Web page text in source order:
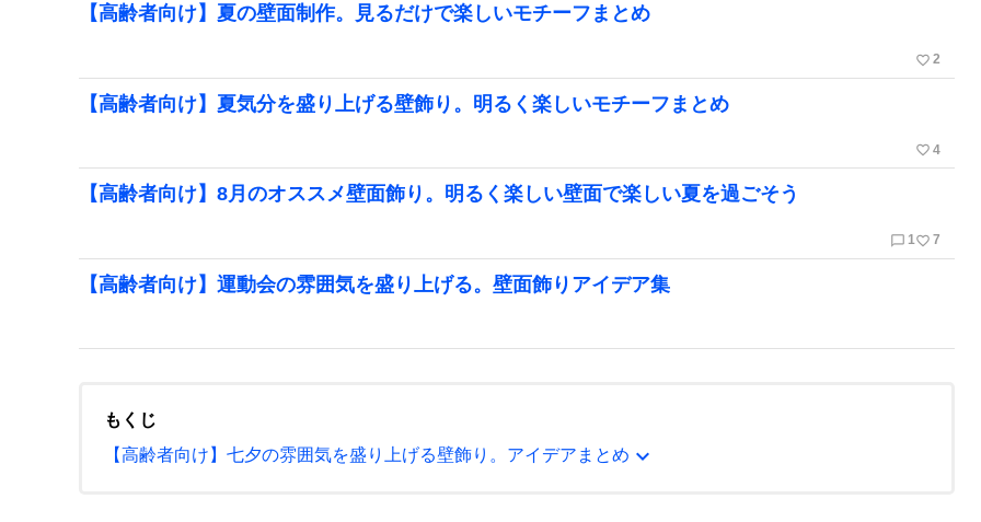
【高齢者向け】夏の壁面制作。見るだけで楽しいモチーフまとめ
favorite_border 2
【高齢者向け】夏気分を盛り上げる壁飾り。明るく楽しいモチーフまとめ
favorite_border 4
【高齢者向け】8月のオススメ壁面飾り。明るく楽しい壁面で楽しい夏を過ごそう
chat_bubble_outline 1 favorite_border 7
【高齢者向け】運動会の雰囲気を盛り上げる。壁面飾りアイデア集
もくじ
【高齢者向け】七夕の雰囲気を盛り上げる壁飾り。アイデアまとめ expand_more